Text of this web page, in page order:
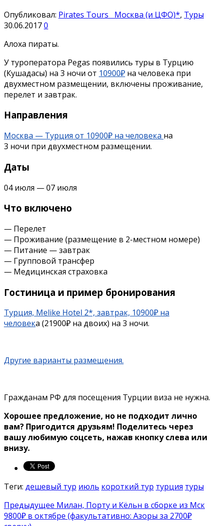
Опубликовал: Pirates Tours Москва (и ЦФО)*, Туры
30.06.20170
Алоха пираты.
У туроператора Pegas появились туры в Турцию
(Кушадасы) на 3 ночи от 10900₽ на человека при
двухместном размещении, включены проживание,
перелет и завтрак.
Направления
Москва — Турция от 10900₽ на человека на
3 ночи при двухместном размещении.
Даты
04 июля — 07 июля
Что включено
— Перелет
— Проживание (размещение в 2-местном номере)
— Питание — завтрак
— Групповой трансфер
— Медицинская страховка
Гостиница и пример бронирования
Турция, Melike Hotel 2*, завтрак, 10900₽ на
человека (21900₽ на двоих) на 3 ночи.
Другие варианты размещения.
Гражданам РФ для посещения Турции виза не нужна.
Хорошее предложение, но не подходит лично
вам? Пригодится друзьям! Поделитесь через
вашу любимую соцсеть, нажав кнопку слева или
внизу.
Теги: дешевый тур июль короткий тур турция туры
Предыдущее Милан, Порту и Кёльн в сборке из Мск
9800₽ в октябре (факультативно: Азоры за 2700₽